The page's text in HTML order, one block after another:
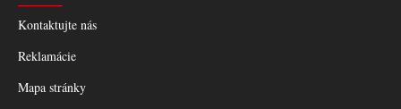
Kontaktujte nás
Reklamácie
Mapa stránky